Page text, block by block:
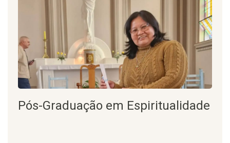
Pós-Graduação em Espiritualidade